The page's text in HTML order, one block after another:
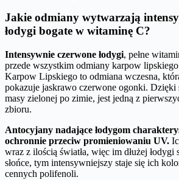
Jakie odmiany wytwarzają
łodygi bogate w witaminę C?
Intensywnie czerwone łodygi, pełne
przede wszystkim odmiany karpow
Karpow Lipskiego to odmiana wczesna,
pokazuje jaskrawo czerwone ogonki.
masy zielonej po zimie, jest jedną z
zbioru.
Antocyjany nadające łodygom
ochronnie przeciw promieniowaniu UV.
wraz z ilością światła, więc im dłużej łodygi
słońce, tym intensywniejszy staje się ich
cennych polifenoli.